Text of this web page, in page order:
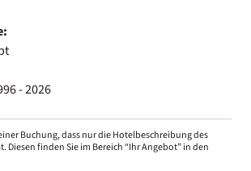
- 2026
Buchung, dass nur die Hotelbeschreibung des
Diesen finden Sie im Bereich “Ihr Angebot” in den